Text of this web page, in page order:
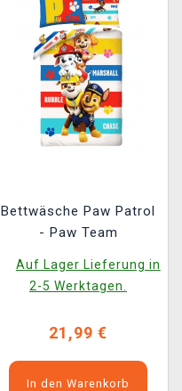
Bettwäsche Paw Patrol
- Paw Team
Auf Lager Lieferung in
2-5 Werktagen.
21,99 €
In den Warenkorb